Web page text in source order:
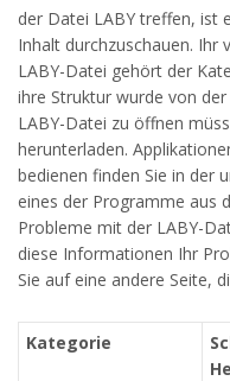
der Datei LABY treffen, ist
Inhalt durchzuschauen. Ihr
LABY-Datei gehört der
ihre Struktur wurde von
LABY-Datei zu öffnen
herunterladen.
bedienen finden Sie in der
eines der Programme aus
Probleme mit der LABY-
diese Informationen Ihr
Sie auf eine andere Seite,
Kategorie